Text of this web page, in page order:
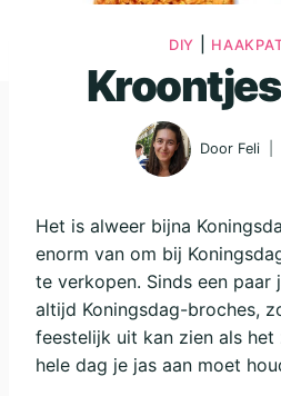
DIY
Door Feli
Het is alweer bijna
enorm van om bij
te verkopen. Sinds een paar
altijd Koningsdag-broches,
feestelijk uit kan zien als
hele dag je jas aan moet